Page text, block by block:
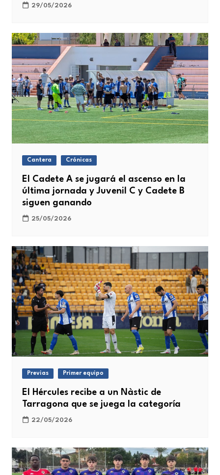
29/05/2026
Cantera Crónicas
El Cadete A se jugará el ascenso en la
última jornada y Juvenil C y Cadete B
siguen ganando
25/05/2026
Previas Primer equipo
El Hércules recibe a un Nàstic de
Tarragona que se juega la categoría
22/05/2026